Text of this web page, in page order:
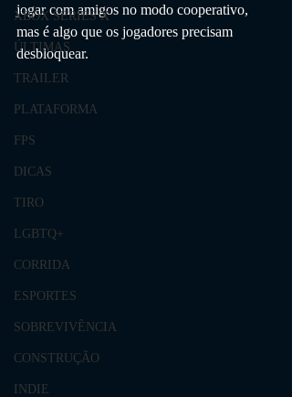
XBOX SERIES X
ÚLTIMAS
TRAILER
PLATAFORMA
FPS
DICAS
TIRO
LGBTQ+
CORRIDA
ESPORTES
SOBREVIVÊNCIA
CONSTRUÇÃO
INDIE
jogar com amigos no modo cooperativo,
mas é algo que os jogadores precisam
desbloquear.